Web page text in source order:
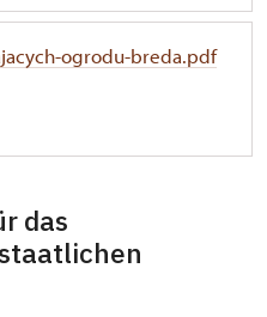
ogrodu-breda.pdf
das